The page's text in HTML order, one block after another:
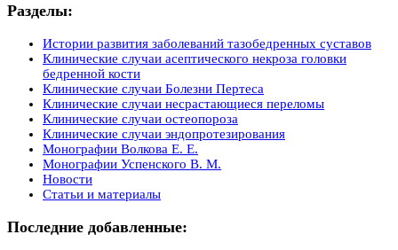
Разделы:
Истории развития заболеваний тазобедренных суставов
Клинические случаи асептического некроза головки
бедренной кости
Клинические случаи Болезни Пертеса
Клинические случаи несрастающиеся переломы
Клинические случаи остеопороза
Клинические случаи эндопротезирования
Монографии Волкова Е. Е.
Монографии Успенского В. М.
Новости
Статьи и материалы
Последние добавленные: